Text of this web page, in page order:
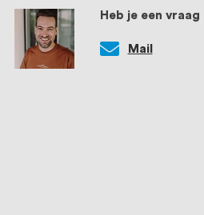
Heb je een
Mail